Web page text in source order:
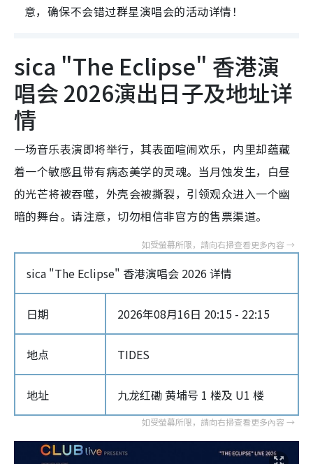
意，确保不会错过群星演唱会的活动详情！
sica "The Eclipse" 香港演
唱会 2026演出日子及地址详
情
一场音乐表演即将举行，其表面喧闹欢乐，内里却蕴藏
着一个敏感且带有病态美学的灵魂。当月蚀发生，白昼
的光芒将被吞噬，外壳会被撕裂，引领观众进入一个幽
暗的舞台。请注意，切勿相信非官方的售票渠道。
sica "The Eclipse" 香港演唱会 2026 详情
日期 2026年08月16日 20:15 - 22:15
地点 TIDES
地址 九龙红磡 黄埔号 1 楼及 U1 楼